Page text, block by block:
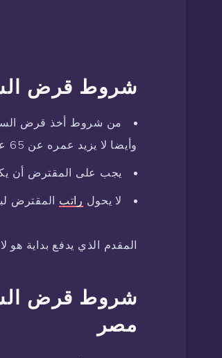
شروط قرض
وأيضا لا يزيد عمره عن 65 عاما.
يجب على المقترض أن
لا يحول راتب المقترض
المقدم الذي يدفع بداية هو لا يقل عن 20 % لقيمة
شروط قرض
مصر